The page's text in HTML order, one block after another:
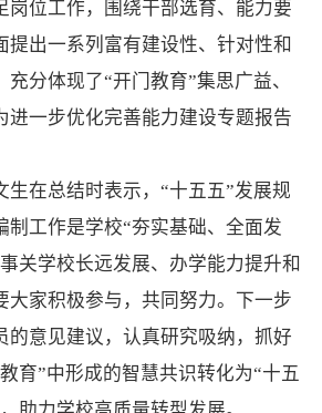
岗位工作，围绕干部选育、能力要
提出一系列富有建设性、针对性和
分体现了“开门教育”集思广益、
进一步优化完善能力建设专题报告
生在总结时表示，“十五五”发展规
制工作是学校“夯实基础、全面发
关学校长远发展、办学能力提升和
大家积极参与，共同努力。下一步
的意见建议，认真研究吸纳，抓好
育”中形成的智慧共识转化为“十五